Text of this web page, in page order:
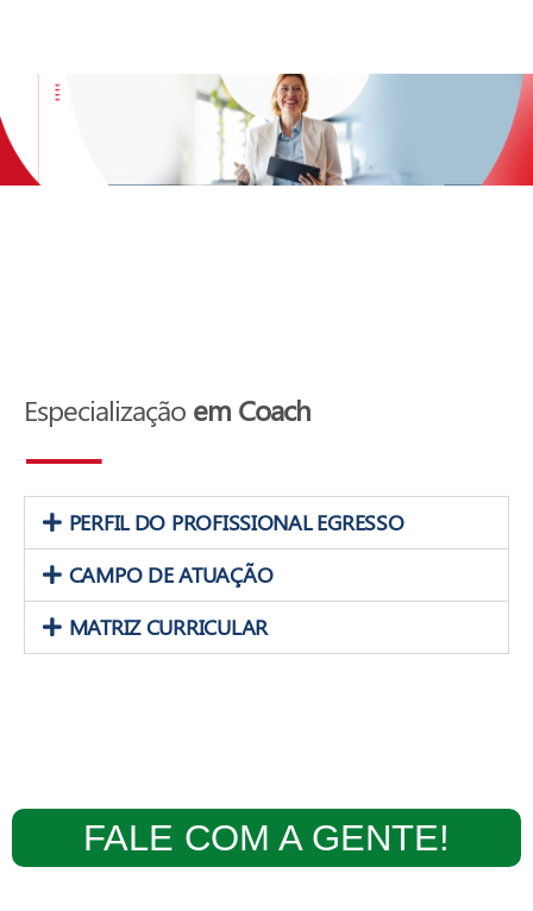
Especialização em Coach
PERFIL DO PROFISSIONAL EGRESSO
CAMPO DE ATUAÇÃO
MATRIZ CURRICULAR
FALE COM A GENTE!